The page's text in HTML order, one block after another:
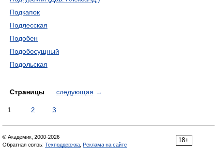
Подкапок
Подлесская
Подобен
Подобосущный
Подольская
Страницы следующая →
1 2 3
18+
© Академик, 2000-2026
Обратная связь: Техподдержка Реклама на сайте